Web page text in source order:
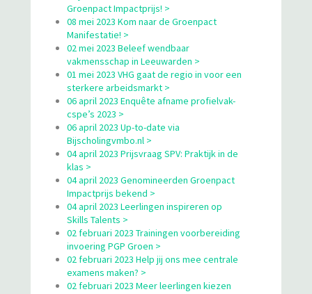
Groenpact Impactprijs! >
08 mei 2023 Kom naar de Groenpact
Manifestatie! >
02 mei 2023 Beleef wendbaar
vakmensschap in Leeuwarden >
01 mei 2023 VHG gaat de regio in voor een
sterkere arbeidsmarkt >
06 april 2023 Enquête afname profielvak-
cspe’s 2023 >
06 april 2023 Up-to-date via
Bijscholingvmbo.nl >
04 april 2023 Prijsvraag SPV: Praktijk in de
klas >
04 april 2023 Genomineerden Groenpact
Impactprijs bekend >
04 april 2023 Leerlingen inspireren op
Skills Talents >
02 februari 2023 Trainingen voorbereiding
invoering PGP Groen >
02 februari 2023 Help jij ons mee centrale
examens maken? >
02 februari 2023 Meer leerlingen kiezen